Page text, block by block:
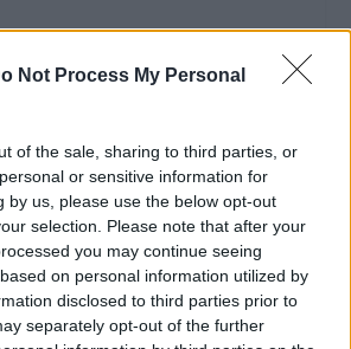
Not Process My Personal
of the sale, sharing to third parties, or
or sensitive information for
by us, please use the below opt-out
selection. Please note that after your
you may continue seeing
on personal information utilized by
disclosed to third parties prior to
separately opt-out of the further
a unire momenti culturali
associazioni e volontari
a favore della comunità.
e volontari
una risorsa fondamentale per il
capaci di costruire occasioni di
vicinanza e attenzione verso chi